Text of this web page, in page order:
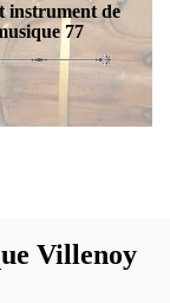
instrument de
77
Villenoy